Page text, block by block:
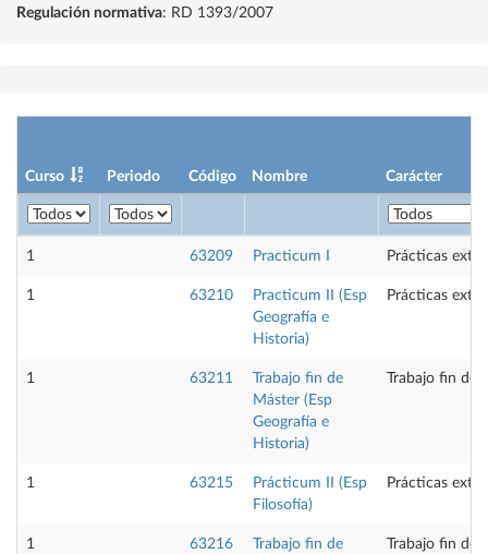
Regulación normativa: RD 1393/2007
Curso Periodo Código Nombre Carácter
1 63209 Practicum I Prácticas
1 63210
Practicum II (Esp
Geografía e
Historia)
Prácticas
1 63211
Trabajo fin de
Máster (Esp
Geografía e
Historia)
Trabajo fin de
1 63215
Prácticum II (Esp
Filosofía)
Prácticas
1 63216
Trabajo fin de
Trabajo fin de